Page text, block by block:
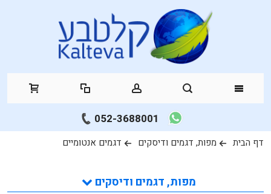
052-3688001
דף הבית מפות, דגמים ודיסקים דגמים אנטומיים
מפות, דגמים ודיסקים